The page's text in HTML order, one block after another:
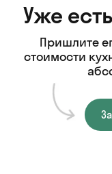
Уже
Пришлите
стоимости